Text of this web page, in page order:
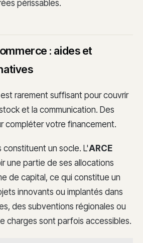
périssables.
: aides et
rarement suffisant pour couvrir
et la communication. Des
compléter votre financement.
constituent un socle. L'ARCE
une partie de ses allocations
de capital, ce qui constitue un
innovants ou implantés dans
des subventions régionales ou
charges sont parfois accessibles.